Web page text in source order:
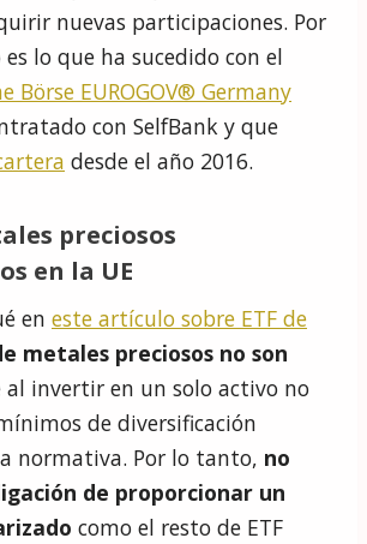
nuevas participaciones. Por
lo que ha sucedido con el
Börse EUROGOV® Germany
con SelfBank y que
desde el año 2016.
preciosos
en la UE
en este artículo sobre ETF de
metales preciosos no son
al invertir en un solo activo no
de diversificación
normativa. Por lo tanto, no
de proporcionar un
como el resto de ETF